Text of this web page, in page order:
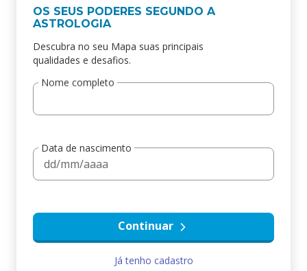
OS SEUS PODERES SEGUNDO A
ASTROLOGIA
Descubra no seu Mapa suas principais
qualidades e desafios.
Nome completo
Data de nascimento
Continuar
Já tenho cadastro